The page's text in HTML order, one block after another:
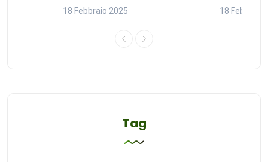
18 Febbraio 2025 18 Febbraio
Tag